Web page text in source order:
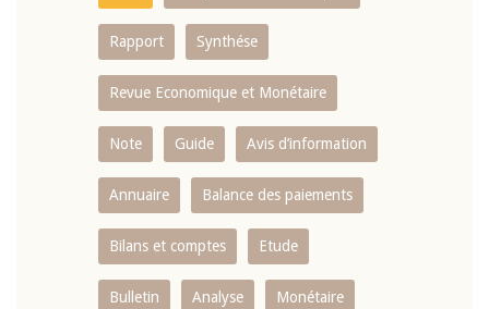
Rapport Synthése
Revue Economique et Monétaire
Note Guide Avis d’information
Annuaire Balance des paiements
Bilans et comptes Etude
Bulletin Analyse Monétaire